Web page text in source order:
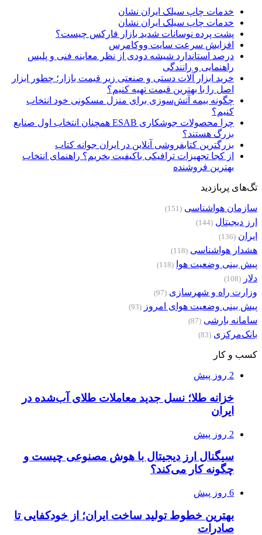
خدمات چاپ سیلک ایران نشان
خدمات چاپ سیلک ایران نشان
پشت پرده نوسانات شدید بازار فارکس چیست؟
افزایش سرعت سایت ووکامرس
درصد استاندارد شیشه دودی از نظر معاینه فنی و پلیس
راهنمایی و رانندگی
خرید ابزار آلات دستی و صنعتی زیر قیمت بازار؛ چطور ابزار
اصل را با بهترین قیمت تهیه کنیم؟
چگونه بیمه آتش‌سوزی برای منزل مسکونی خود انتخاب
کنیم؟
چرا محصولات جوشکاری ESAB همچنان انتخاب اول صنایع
بزرگ هستند؟
بزرگترین کتابفروشی آنلاین در ایران جوانه کتاب
از کجا تجهیزات ترافیکی باکیفیت بخریم؟ راهنمای انتخاب
بهترین فروشنده
تگ‌های پربازدید
سازمان هواشناسی (151)
ارز دیجیتال (144)
ایران (136)
هشدار هواشناسی (118)
پیش بینی وضعیت هوا (118)
دلار (108)
وزارت راه و شهرسازی (97)
پیش بینی وضعیت هوای امروز (93)
سامانه بارشی (87)
بانک‌مرکزی (83)
کسب و کار
2 روز پیش
خزانه طلا؛ نسل جدید معاملات طلای آب‌شده در
ایران
2 روز پیش
سیگنال ارز دیجیتال با هوش مصنوعی چیست و
چگونه کار می‌کند؟
6 روز پیش
بهترین خطوط تولید ساخت ایران؛ از خودکفایی تا
صادرات